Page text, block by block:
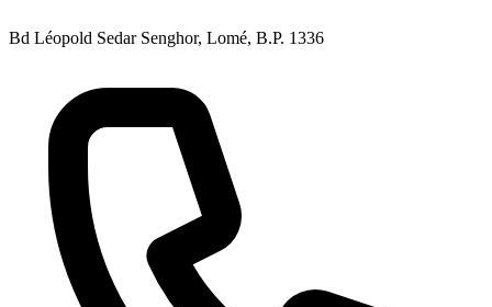
Bd Léopold Sedar Senghor, Lomé, B.P. 1336